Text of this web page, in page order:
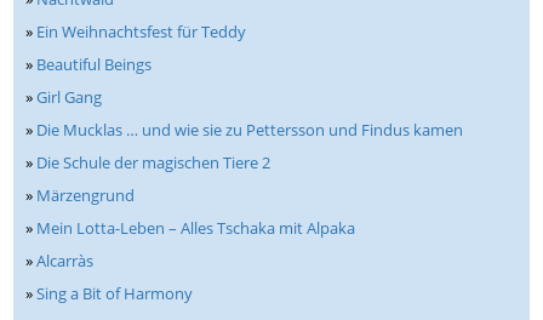
» Ein Weihnachtsfest für Teddy
» Beautiful Beings
»Girl Gang
» Die Mucklas … und wie sie zu Pettersson und Findus kamen
» Die Schule der magischen Tiere 2
» Märzengrund
» Mein Lotta-Leben – Alles Tschaka mit Alpaka
»Alcarràs
»Sing a Bit of Harmony